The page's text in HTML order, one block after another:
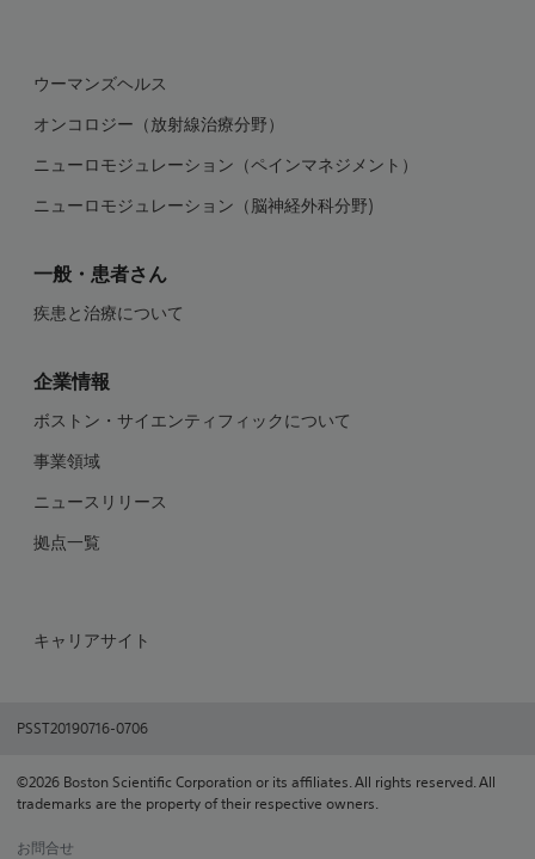
ウーマンズヘルス
オンコロジー（放射線治療分野）
ニューロモジュレーション（ペインマネジメント）
ニューロモジュレーション（脳神経外科分野)
一般・患者さん
疾患と治療について
企業情報
ボストン・サイエンティフィックについて
事業領域
ニュースリリース
拠点一覧
キャリアサイト
PSST20190716-0706
©2026 Boston Scientific Corporation or its affiliates. All rights reserved. All
trademarks are the property of their respective owners.
お問合せ